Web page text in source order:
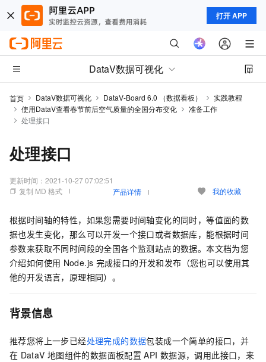
打开 APP
DataV数据可视化
首页 DataV数据可视化 DataV-Board 6.0 （数据看板）
实践教程
使用DataV查看春节前后空气质量的全国分布变化
准备工作
处理接口
处理接口
更新时间： 2021-10-27 07:02:51
复制 MD 格式
产品详情 我的收藏
根据时间轴的特性，如果您需要时间轴变化的同时，等值面的数
据也发生变化，那么可以开发一个接口或者数据库，能根据时间
参数来获取不同时间段的全国各个监测站点的数据。本文档为您
介绍如何使用 Node.js 完成接口的开发和发布（您也可以使用其
他的开发语言，原理相同）。
背景信息
推荐您将上一步已经处理完成的数据包装成一个简单的接口，并
在 DataV 地图组件的数据面板配置 API 数据源，调用此接口，来